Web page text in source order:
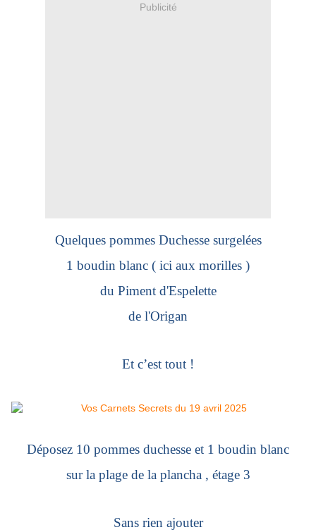
Publicité
Quelques pommes Duchesse surgelées
1 boudin blanc ( ici aux morilles )
du Piment d'Espelette
de l'Origan
Et c’est tout !
Déposez 10 pommes duchesse et 1 boudin blanc
sur la plage de la plancha , étage 3
Sans rien ajouter